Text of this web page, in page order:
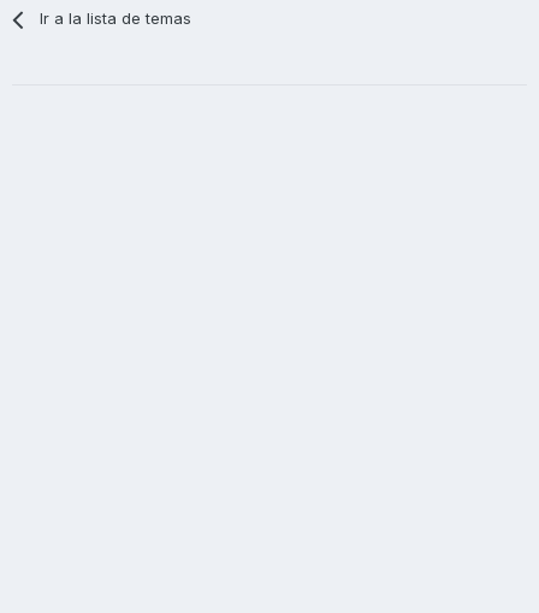
Ir a la lista de temas